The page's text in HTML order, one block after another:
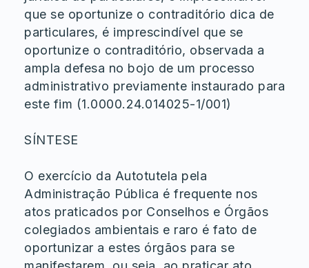
que se oportunize o contraditório dica de
particulares, é imprescindível que se
oportunize o contraditório, observada a
ampla defesa no bojo de um processo
administrativo previamente instaurado para
este fim (1.0000.24.014025-1/001)
SÍNTESE
O exercício da Autotutela pela
Administração Pública é frequente nos
atos praticados por Conselhos e Órgãos
colegiados ambientais e raro é fato de
oportunizar a estes órgãos para se